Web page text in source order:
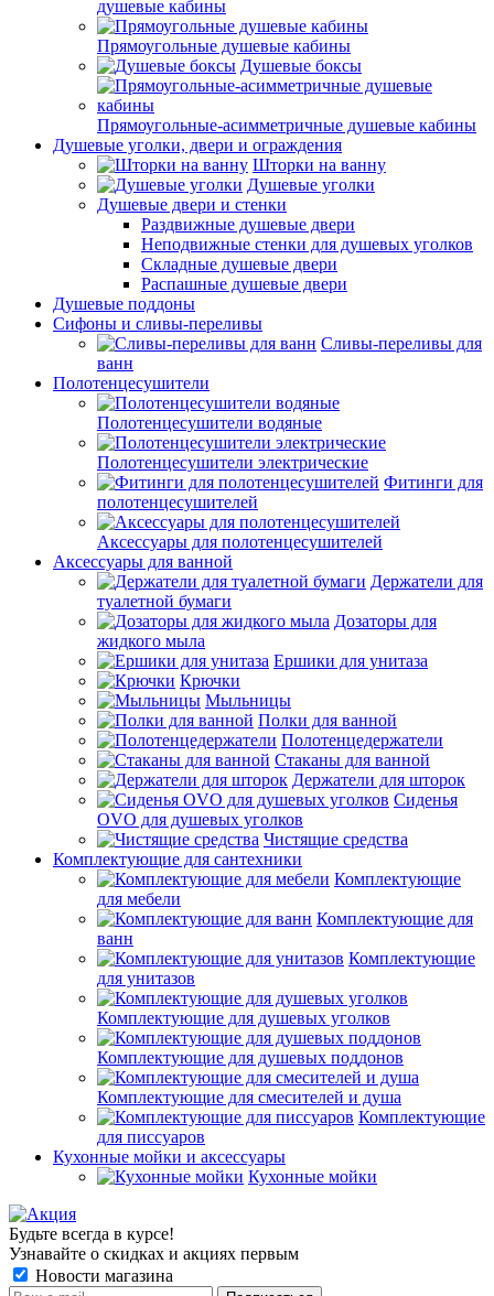
душевые кабины
Прямоугольные душевые кабины
Душевые боксы
Прямоугольные-асимметричные душевые кабины
Душевые уголки, двери и ограждения
Шторки на ванну
Душевые уголки
Душевые двери и стенки
Раздвижные душевые двери
Неподвижные стенки для душевых уголков
Складные душевые двери
Распашные душевые двери
Душевые поддоны
Сифоны и сливы-переливы
Сливы-переливы для
ванн
Полотенцесушители
Полотенцесушители водяные
Полотенцесушители электрические
Фитинги для
полотенцесушителей
Аксессуары для полотенцесушителей
Аксессуары для ванной
Держатели для
туалетной бумаги
Дозаторы для
жидкого мыла
Ершики для унитаза
Крючки
Мыльницы
Полки для ванной
Полотенцедержатели
Стаканы для ванной
Держатели для шторок
Сиденья
OVO для душевых уголков
Чистящие средства
Комплектующие для сантехники
Комплектующие
для мебели
Комплектующие для
ванн
Комплектующие
для унитазов
Комплектующие для душевых уголков
Комплектующие для душевых поддонов
Комплектующие для смесителей и душа
Комплектующие
для писсуаров
Кухонные мойки и аксессуары
Кухонные мойки
Будьте всегда в курсе!
Узнавайте о скидках и акциях первым
Новости магазина